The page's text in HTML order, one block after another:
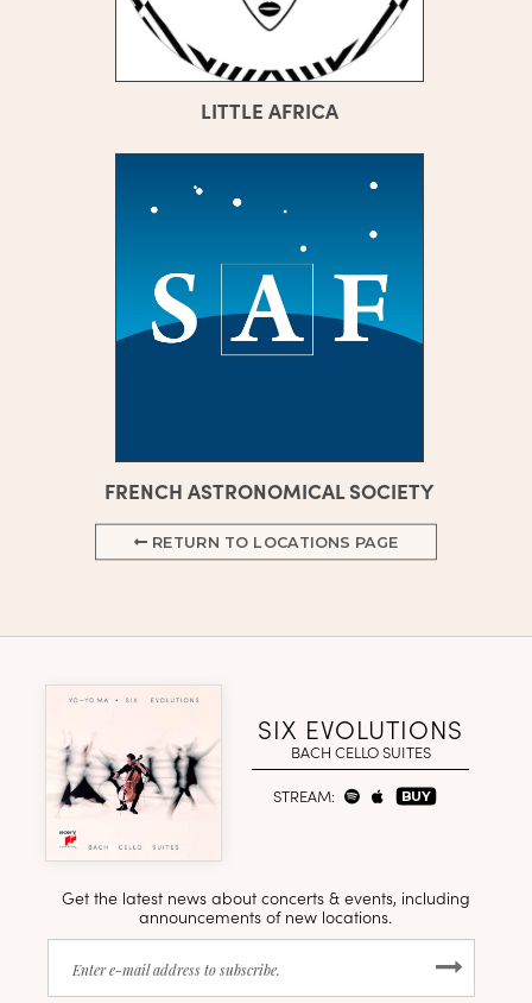
LITTLE AFRICA
FRENCH ASTRONOMICAL SOCIETY
RETURN TO LOCATIONS PAGE
SIX EVOLUTIONS
BACH CELLO SUITES
STREAM: BUY
Get the latest news about concerts & events, including
announcements of new locations.